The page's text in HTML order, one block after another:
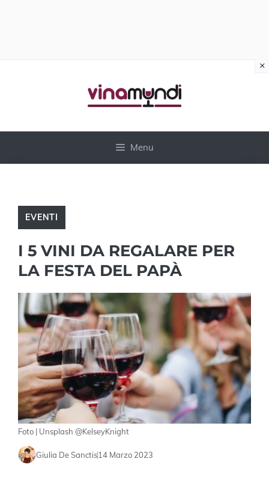
Menu
EVENTI
I 5 VINI DA REGALARE PER
LA FESTA DEL PAPÀ
Foto | Unsplash @KelseyKnight
Giulia De Sanctis14 Marzo 2023
×